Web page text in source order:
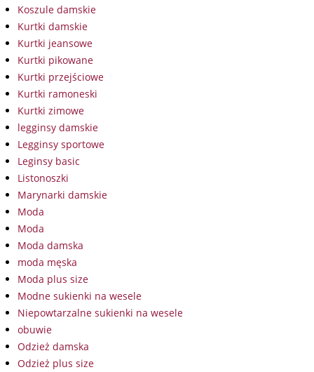
Koszule damskie
Kurtki damskie
Kurtki jeansowe
Kurtki pikowane
Kurtki przejściowe
Kurtki ramoneski
Kurtki zimowe
legginsy damskie
Legginsy sportowe
Leginsy basic
Listonoszki
Marynarki damskie
Moda
Moda
Moda damska
moda męska
Moda plus size
Modne sukienki na wesele
Niepowtarzalne sukienki na wesele
obuwie
Odzież damska
Odzież plus size